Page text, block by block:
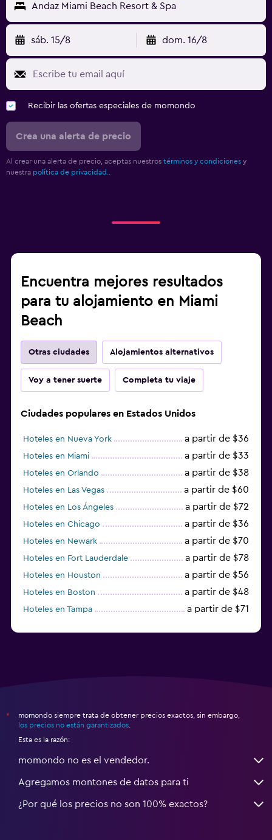
Andaz Miami Beach Resort & Spa
sáb. 15/8 dom. 16/8
Recibir las ofertas especiales de momondo
Crea una alerta de precio
Al crear una alerta de precio, aceptas nuestros términos y condiciones y
nuestra política de privacidad.
Encuentra mejores resultados
para tu alojamiento en Miami
Beach
Otras ciudades Alojamientos alternativos
Voy a tener suerte Completa tu viaje
Ciudades populares en Estados Unidos
Hoteles en Nueva York a partir de $36
Hoteles en Miami a partir de $33
Hoteles en Orlando a partir de $38
Hoteles en Las Vegas a partir de $60
Hoteles en Los Ángeles a partir de $72
Hoteles en Chicago a partir de $36
Hoteles en Newark a partir de $70
Hoteles en Fort Lauderdale a partir de $78
Hoteles en Houston a partir de $56
Hoteles en Boston a partir de $48
Hoteles en Tampa a partir de $71
*
momondo siempre trata de obtener precios exactos, sin embargo,
los precios no están garantizados
Esta es la razón:
momondo no es el vendedor.
Agregamos montones de datos para ti
¿Por qué los precios no son 100% exactos?